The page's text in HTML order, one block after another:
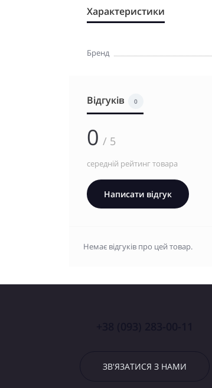
Характеристики
Бренд
Відгуків 0
0 / 5
середній рейтинг товара
Написати відгук
Немає відгуків про цей товар.
ЗВ'ЯЗАТИСЯ З НАМИ